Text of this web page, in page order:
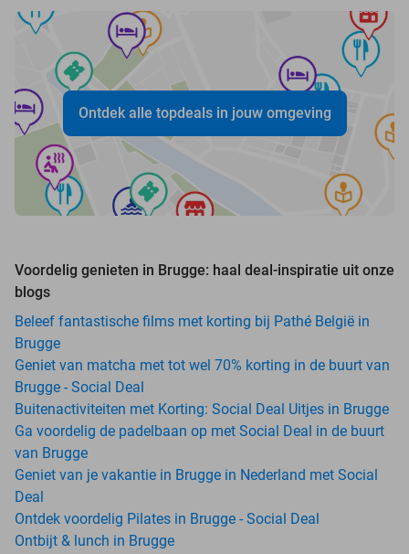
Ontdek alle topdeals in jouw omgeving
Voordelig genieten in Brugge: haal deal-inspiratie uit onze
blogs
Beleef fantastische films met korting bij Pathé België in
Brugge
Geniet van matcha met tot wel 70% korting in de buurt van
Brugge - Social Deal
Buitenactiviteiten met Korting: Social Deal Uitjes in Brugge
Ga voordelig de padelbaan op met Social Deal in de buurt
van Brugge
Geniet van je vakantie in Brugge in Nederland met Social
Deal
Ontdek voordelig Pilates in Brugge - Social Deal
Ontbijt & lunch in Brugge